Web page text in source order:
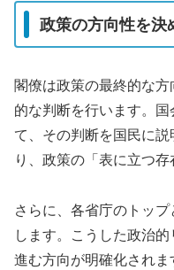
政策の方向性を決
閣僚は政策の最終的な
的な判断を行います。
て、その判断を国民に
り、政策の「表に立つ存
さらに、各省庁のトッ
します。こうした政治
進む方向が明確化されま